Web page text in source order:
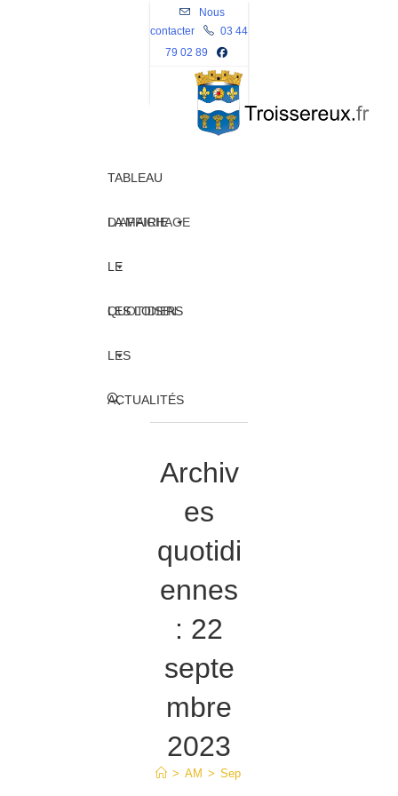
Skip
to
content
Nous
contacter
03 44
79 02 89
TABLEAU
D’AFFICHAGE
LA MAIRIE
LE
QUOTIDIEN
LES LOISIRS
LES
ACTUALITÉS
Toggle
Archiv
es
quotidi
ennes
: 22
septe
mbre
2023
> AM > Sep